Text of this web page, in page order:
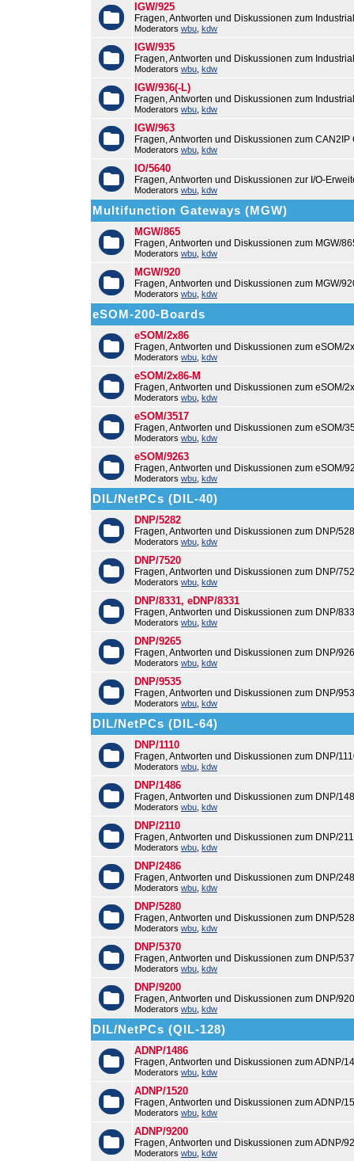
IGW/925
Fragen, Antworten und Diskussionen zum
Moderators wbu kdw
IGW/935
Fragen, Antworten und Diskussionen zum
Moderators wbu kdw
IGW/936(-L)
Fragen, Antworten und Diskussionen zum
Moderators wbu kdw
IGW/963
Fragen, Antworten und Diskussionen zum CAN2IP
Moderators wbu kdw
IO/5640
Fragen, Antworten und Diskussionen zur I/O-
Moderators wbu kdw
Multifunction Gateways (MGW)
MGW/865
Fragen, Antworten und Diskussionen zum MGW/
Moderators wbu kdw
MGW/920
Fragen, Antworten und Diskussionen zum MGW/
Moderators wbu kdw
eSOM-200-Boards
eSOM/2x86
Fragen, Antworten und Diskussionen zum eSOM/
Moderators wbu kdw
eSOM/2x86-M
Fragen, Antworten und Diskussionen zum eSOM/
Moderators wbu kdw
eSOM/3517
Fragen, Antworten und Diskussionen zum eSOM/
Moderators wbu kdw
eSOM/9263
Fragen, Antworten und Diskussionen zum eSOM/
Moderators wbu kdw
DIL/NetPCs (DIL-40)
DNP/5282
Fragen, Antworten und Diskussionen zum DNP/
Moderators wbu kdw
DNP/7520
Fragen, Antworten und Diskussionen zum DNP/
Moderators wbu kdw
DNP/8331, eDNP/8331
Fragen, Antworten und Diskussionen zum DNP/
Moderators wbu kdw
DNP/9265
Fragen, Antworten und Diskussionen zum DNP/
Moderators wbu kdw
DNP/9535
Fragen, Antworten und Diskussionen zum DNP/
Moderators wbu kdw
DIL/NetPCs (DIL-64)
DNP/1110
Fragen, Antworten und Diskussionen zum DNP/
Moderators wbu kdw
DNP/1486
Fragen, Antworten und Diskussionen zum DNP/
Moderators wbu kdw
DNP/2110
Fragen, Antworten und Diskussionen zum DNP/
Moderators wbu kdw
DNP/2486
Fragen, Antworten und Diskussionen zum DNP/
Moderators wbu kdw
DNP/5280
Fragen, Antworten und Diskussionen zum DNP/
Moderators wbu kdw
DNP/5370
Fragen, Antworten und Diskussionen zum DNP/
Moderators wbu kdw
DNP/9200
Fragen, Antworten und Diskussionen zum DNP/
Moderators wbu kdw
DIL/NetPCs (QIL-128)
ADNP/1486
Fragen, Antworten und Diskussionen zum ADNP/
Moderators wbu kdw
ADNP/1520
Fragen, Antworten und Diskussionen zum ADNP/
Moderators wbu kdw
ADNP/9200
Fragen, Antworten und Diskussionen zum ADNP/
Moderators wbu kdw